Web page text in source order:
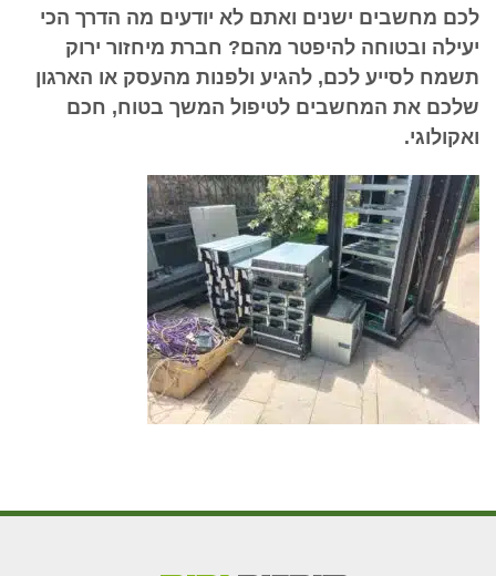
לכם מחשבים ישנים ואתם לא יודעים מה הדרך הכי
יעילה ובטוחה להיפטר מהם? חברת מיחזור ירוק
תשמח לסייע לכם, להגיע ולפנות מהעסק או הארגון
שלכם את המחשבים לטיפול המשך בטוח, חכם
ואקולוגי.